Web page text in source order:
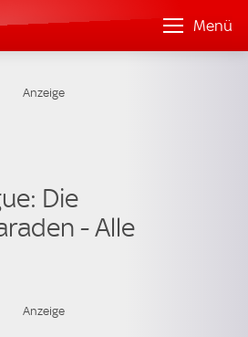
Menü
Die
- Alle